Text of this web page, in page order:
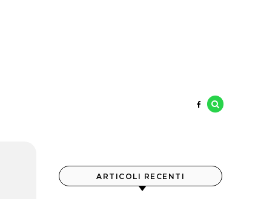
ARTICOLI RECENTI